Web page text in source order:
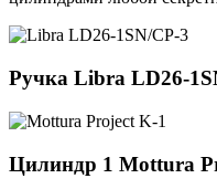
Ручка Libra LD26-
Цилиндр 1 Mottura